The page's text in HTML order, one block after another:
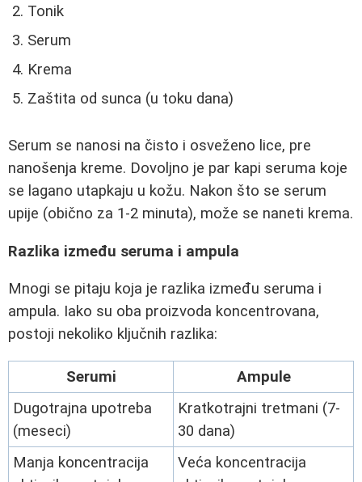
Tonik
Serum
Krema
Zaštita od sunca (u toku dana)
Serum se nanosi na čisto i osveženo lice, pre
nanošenja kreme. Dovoljno je par kapi seruma koje
se lagano utapkaju u kožu. Nakon što se serum
upije (obično za 1-2 minuta), može se naneti krema.
Razlika između seruma i ampula
Mnogi se pitaju koja je razlika između seruma i
ampula. Iako su oba proizvoda koncentrovana,
postoji nekoliko ključnih razlika:
Serumi
Ampule
Dugotrajna upotreba
(meseci)
Kratkotrajni tretmani (7-
30 dana)
Manja koncentracija
Veća koncentracija